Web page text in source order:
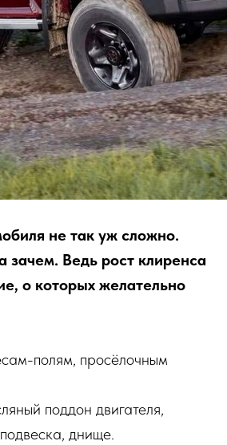
не так уж сложно.
зачем. Ведь рост клиренса
о которых желательно
полям, просёлочным
поддон двигателя,
днище.